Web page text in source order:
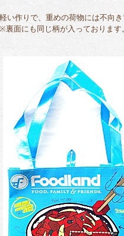
軽い作りで、重めの荷物には不向き
※裏面にも同じ柄が入っております